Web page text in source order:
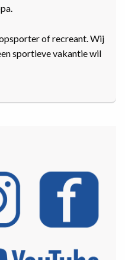
of recreant. Wij
sportieve vakantie wil